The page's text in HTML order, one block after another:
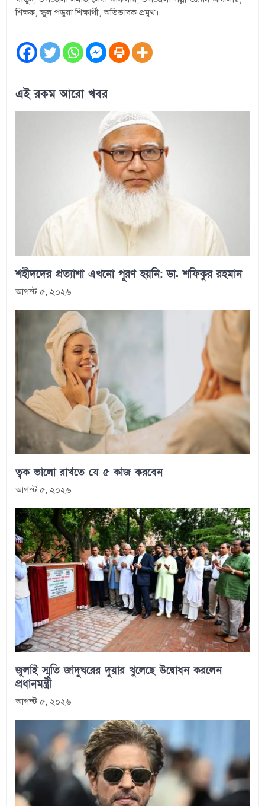
শিক্ষক, স্কুল পড়ুয়া শিক্ষার্থী, অভিভাবক প্রমুখ।
এই রকম আরো খবর
শহীদদের প্রত্যাশা এখনো পূরণ হয়নি: ডা. শফিকুর রহমান
আগস্ট ৫, ২০২৬
ত্বক ভালো রাখতে যে ৫ কাজ করবেন
আগস্ট ৫, ২০২৬
জুলাই স্মৃতি জাদুঘরের দুয়ার খুলেছে উদ্বোধন করলেন
প্রধানমন্ত্রী
আগস্ট ৫, ২০২৬